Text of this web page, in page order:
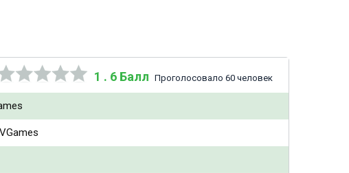
1 . 6 Балл Проголосовало 60 человек